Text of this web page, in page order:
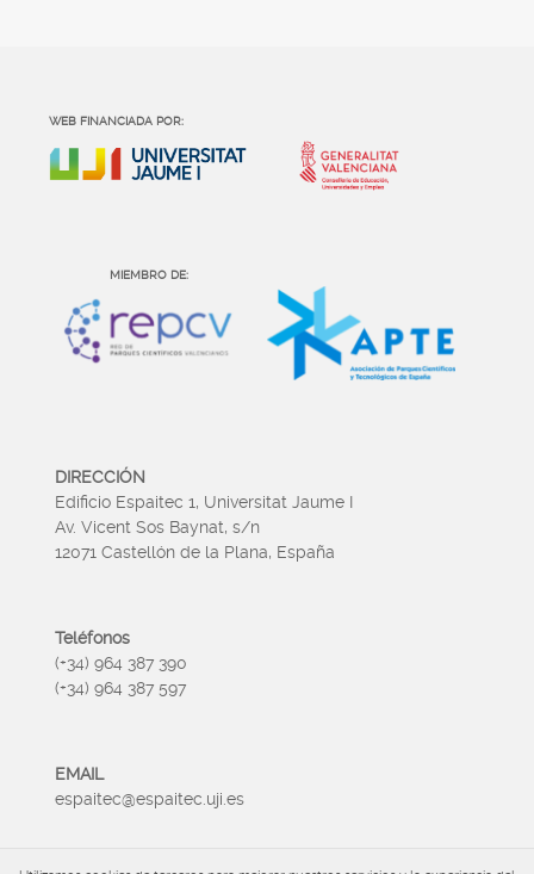
WEB FINANCIADA POR:
MIEMBRO DE:
DIRECCIÓN
Edificio Espaitec 1, Universitat Jaume I
Av. Vicent Sos Baynat, s/n
12071 Castellón de la Plana, España
Teléfonos
(+34) 964 387 390
(+34) 964 387 597
EMAIL
espaitec@espaitec.uji.es